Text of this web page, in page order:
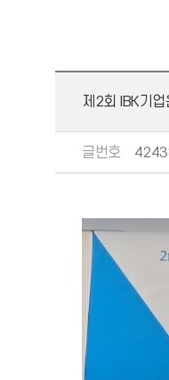
제2회 IBK기
글번호